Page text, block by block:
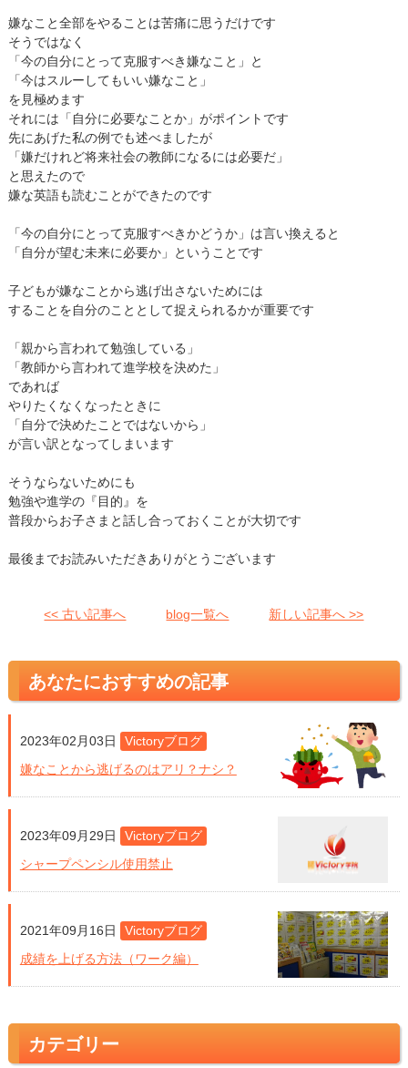
嫌なこと全部をやることは苦痛に思うだけです
そうではなく
「今の自分にとって克服すべき嫌なこと」と
「今はスルーしてもいい嫌なこと」
を見極めます
それには「自分に必要なことか」がポイントです
先にあげた私の例でも述べましたが
「嫌だけれど将来社会の教師になるには必要だ」
と思えたので
嫌な英語も読むことができたのです
「今の自分にとって克服すべきかどうか」は言い換えると
「自分が望む未来に必要か」ということです
子どもが嫌なことから逃げ出さないためには
することを自分のこととして捉えられるかが重要です
「親から言われて勉強している」
「教師から言われて進学校を決めた」
であれば
やりたくなくなったときに
「自分で決めたことではないから」
が言い訳となってしまいます
そうならないためにも
勉強や進学の『目的』を
普段からお子さまと話し合っておくことが大切です
最後までお読みいただきありがとうございます
<< 古い記事へ blog一覧へ 新しい記事へ >>
あなたにおすすめの記事
2023年02月03日
Victoryブログ
嫌なことから逃げるのはアリ？ナシ？
2023年09月29日
Victoryブログ
シャープペンシル使用禁止
2021年09月16日
Victoryブログ
成績を上げる方法（ワーク編）
カテゴリー